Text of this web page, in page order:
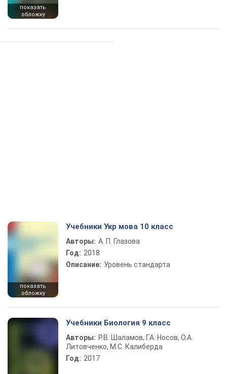
показать
обложку
показать
обложку
Учебники Укр мова 10 класс
Авторы: А. П. Глазова
Год: 2018
Описание: Уровень стандарта
Учебники Биология 9 класс
Авторы: Р.В. Шаламов, Г.А. Носов, О.А.
Литовченко, М.С. Калиберда
Год: 2017